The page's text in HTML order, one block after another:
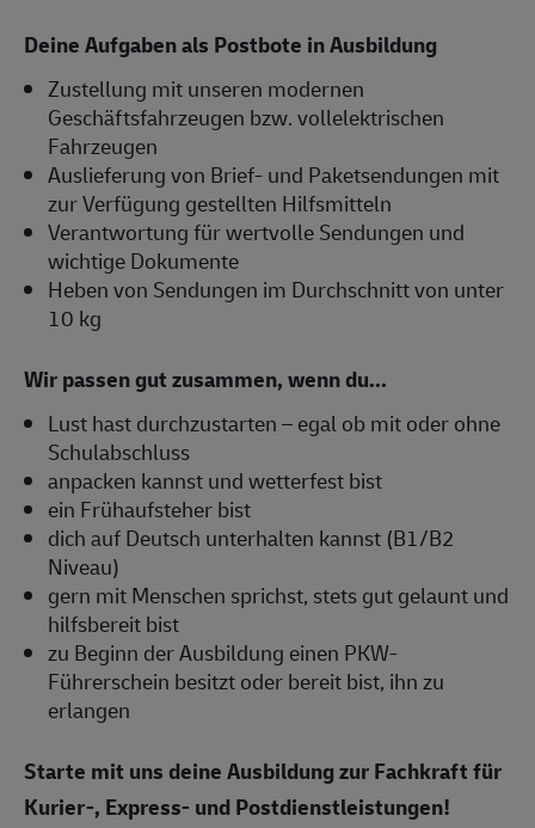
Deine Aufgaben als Postbote in Ausbildung
Zustellung mit unseren modernen
Geschäftsfahrzeugen bzw. vollelektrischen
Fahrzeugen
Auslieferung von Brief- und Paketsendungen mit
zur Verfügung gestellten Hilfsmitteln
Verantwortung für wertvolle Sendungen und
wichtige Dokumente
Heben von Sendungen im Durchschnitt von unter
10 kg
Wir passen gut zusammen, wenn du...
Lust hast durchzustarten – egal ob mit oder ohne
Schulabschluss
anpacken kannst und wetterfest bist
ein Frühaufsteher bist
dich auf Deutsch unterhalten kannst (B1/B2
Niveau)
gern mit Menschen sprichst, stets gut gelaunt und
hilfsbereit bist
zu Beginn der Ausbildung einen PKW-
Führerschein besitzt oder bereit bist, ihn zu
erlangen
Starte mit uns deine Ausbildung zur Fachkraft für
Kurier-, Express- und Postdienstleistungen!